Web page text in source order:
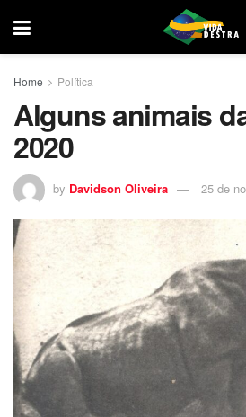
Home Política
Alguns animais
2020
by Davidson Oliveira 25 de